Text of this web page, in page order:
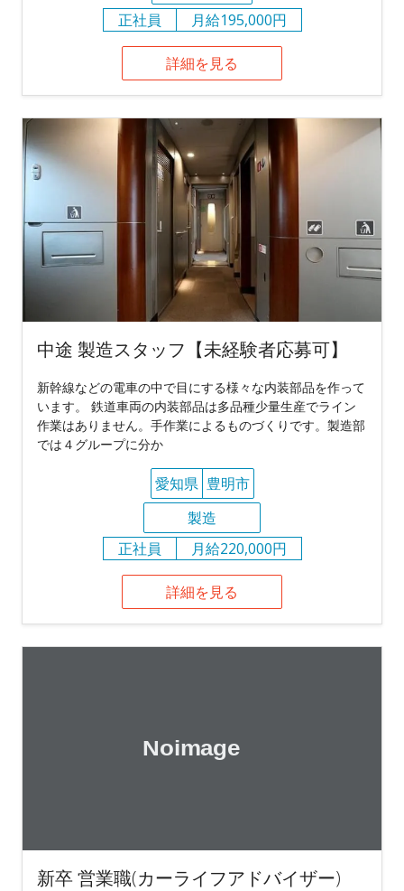
正社員
月給195,000円
詳細を見る
中途 製造スタッフ【未経験者応募可】
新幹線などの電車の中で目にする様々な内装部品を作って
います。 鉄道車両の内装部品は多品種少量生産でライン
作業はありません。手作業によるものづくりです。製造部
では４グループに分か
愛知県 豊明市
製造
正社員
月給220,000円
詳細を見る
新卒 営業職(カーライフアドバイザー)